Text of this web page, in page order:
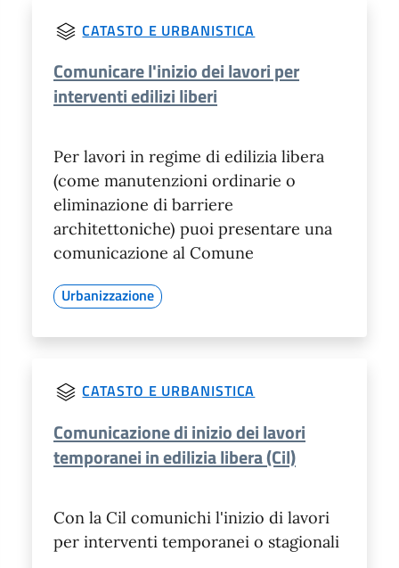
CATASTO E URBANISTICA
Comunicare l'inizio dei lavori per
interventi edilizi liberi
Per lavori in regime di edilizia libera
(come manutenzioni ordinarie o
eliminazione di barriere
architettoniche) puoi presentare una
comunicazione al Comune
Urbanizzazione
CATASTO E URBANISTICA
Comunicazione di inizio dei lavori
temporanei in edilizia libera (Cil)
Con la Cil comunichi l'inizio di lavori
per interventi temporanei o stagionali